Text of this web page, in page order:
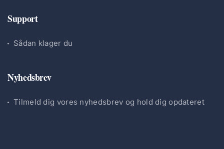
Support
Sådan klager du
Nyhedsbrev
Tilmeld dig vores nyhedsbrev og hold dig opdateret